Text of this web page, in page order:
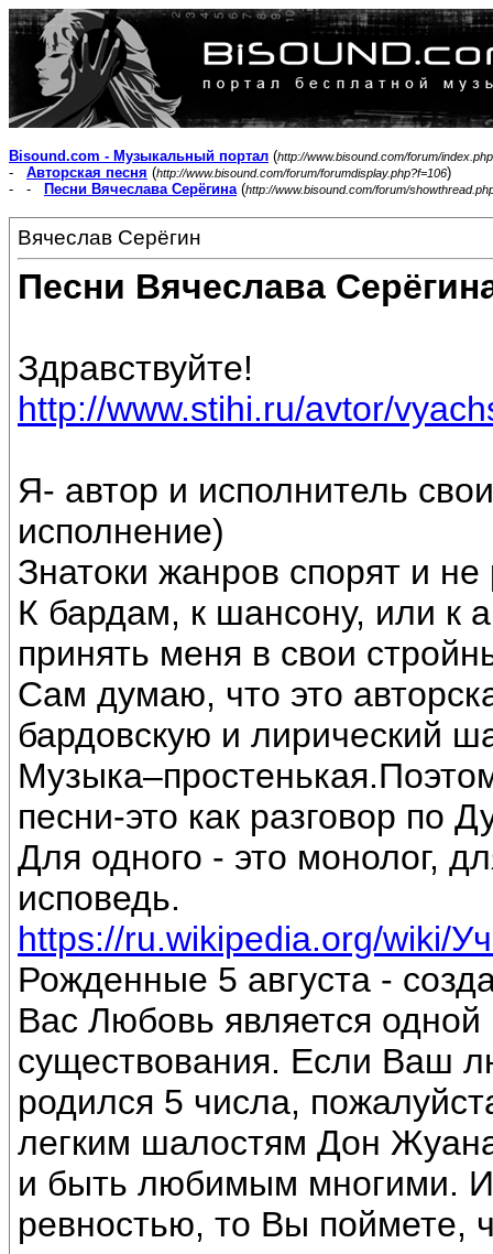
Bisound.com - Музыкальный портал (http://www.bisound.com/forum/index.php
- Авторская песня (http://www.bisound.com/forum/forumdisplay.php?f=106)
- -
Песни Вячеслава Серёгина(http://www.bisound.com/forum/
Вячеслав Серёгин
Песни Вячеслава
Здравствуйте!
http://www.stihi.ru/avtor/
Я- автор и исполнитель
исполнение)
Знатоки жанров спорят и
К бардам, к шансону, или к
принять меня в свои
Сам думаю, что это
бардовскую и лирический
песни-это как разговор по
Для одного - это монолог,
исповедь.
https://ru.wikipedia.org/wiki/
Рожденные 5 августа -
Вас Любовь является
существования. Если Ваш
родился 5 числа,
легким шалостям Дон
и быть любимым многими.
ревностью, то Вы